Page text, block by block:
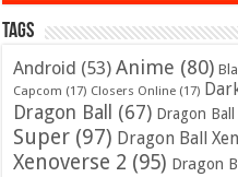
Tags
Android (53) Anime (80)
Capcom (17) Closers Online (17)
Dragon Ball (67) Dragon Ball
Super (97) Dragon Ball
Xenoverse 2 (95) Dragon